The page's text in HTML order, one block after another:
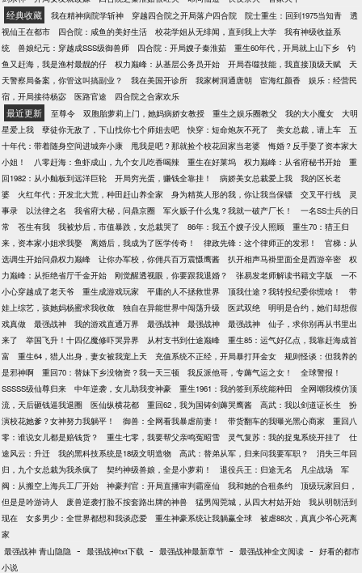
经典收藏 我在精神病院学斩神 穿越四合院之开局落户四合院 院士重生：回到1975当知青
透
视仙王在都市
四合院：咸鱼的美好生活 校花学姐从无绯闻，直到我上大学
我有神级收益系
统
兽娘纪元：穿越成SSS级御兽师 四合院：开局嫂子秦淮茹 重生60年代，开局就上山下乡
钓
鱼又赶海，我是渔村最靓的仔
权力巅峰：从基层公务员开始 开局吞噬技能，我直接顶级天赋
天
天警察局备案，你管这叫搞副业？
我在美国开诊所 我家树洞通唐朝 宦海红颜香
娱乐：经营民
宿，开局接待杨宓
医路官途 四合院之合家欢乐
最近更新 至尊令 双胞胎萝莉上门，她妈病娇女教授 重生之娱乐圈教父 我的大小魔女
大明
星爱上我
孽徒你无敌了，下山找你七个师姐去吧 快穿：短命炮灰不死了 美女总裁，请上车
五
十年代：带着随身空间进城奔小康
甩我是吧？那就捡个校花回家当老婆
悔婚？反手娶了资本家大
小姐！
八零赶海：鱼虾成山，九个女儿吃香喝辣 重生在好莱坞 权力巅峰：从省府秘书开始
重
回1982：从小舢板到远洋巨轮
开局穷光蛋，赚钱全靠挂！ 病娇美女总裁爱上我
我的区长老
婆
火红年代：开发北大荒，种田赶山养全家 身为精英人形的我，你让我当保镖 交叉平行线
灵
事录
以法律之名 我省府大秘，问鼎京圈 军火贩子什么鬼？我就一破产厂长！
一名SS士兵的日
常
苍生有我 我被炒后，市值暴跌，女总裁哭了 86年：我五个嫂子没人照顾
重生70：猎王归
来，资本家小姐求我娶
离婚后，我成为了医学传奇！ 律政先锋：这个律师正的发邪！
官梯：从
选调生开始问鼎权力巅峰
让你办军校，你佣兵百万震慑鹰酱 扒开相声马褂里面全是西游辛密
权
力巅峰：从拒绝省厅千金开始
刚觉醒透视眼，你要跟我退婚？ 张易发老师解读书籍文字版
一不
小心穿越成了老天爷
重生成游戏玩家 平庸的人不拯救世界 顶我仕途？我转投纪委你慌啥！
带
娃上综艺，孩她妈杨蜜求我收敛
独自在异能世界中闯荡升级 医武双绝
明明是合约，她们却想假
戏真做
最强战神 我的游戏直通万界 最强战神 最强战神 最强战神
仙子，求你别再从书里出
来了
举国飞升！十四亿魔修吓哭异界 从村支书到仕途巅峰
重生85：运气好亿点，我靠赶海成首
富
重生64，猎人出身，妻女被我宠上天 充值系统不正经，开局暴打拜金女
规则怪谈：但我养的
是邪神啊
重回70：替妹下乡没物资？我一天三顿 我反派他哥，专薅气运之女！
全球警报！
SSSSS级仙尊归来
中年逆袭，女儿助我变神豪 重生1961：我的签到系统能种田
全网嘲我模仿顶
流，天后砸钱逼我退圈
医仙纵横花都 重回62，我为国铸剑薅哭鹰酱 高武：我以剑道证长生
扮
演校花她爹？女神努力我躺平！
御兽：全网看我暴虐前妻！ 带货翻车的我曝光黑心商家
重回八
零：谁说女儿都是赔钱货？
重生七零，我要帮父亲鸣冤昭雪 灵气复苏：我的捉鬼系统开挂了
仕
途风云：升迁
我的黑科技系统是18级文明造物 高武：替弟从军，归来问我要军职？
消失三年回
归，九个女总裁为我杀疯了
契约神级兽娘，全是小萝莉！ 退役兵王：归途无名 凡尘战场
军
阀：从搬空上海兵工厂开始
神豪判官：开局直播审判霸座仙 我和她的合租条约
顶级玩家回归，
但是是吟游诗人
废兽逆袭打脸不按套路出牌的神兽 猛男闯莞城，从四大村姑开始
我从明朝活到
现在
女多男少：全世界都想和我谈恋爱 重生神豪系统让我躺赢全球
被虐88次，真真少爷心死离
家
最强战神 青山隐隐 - 最强战神txt下载 - 最强战神最新章节 - 最强战神全文阅读 - 好看的都市
小说